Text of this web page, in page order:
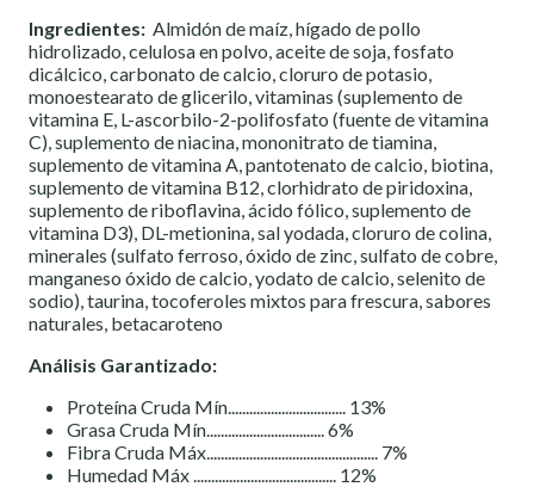
Ingredientes: Almidón de maíz, hígado de pollo
hidrolizado, celulosa en polvo, aceite de soja, fosfato
dicálcico, carbonato de calcio, cloruro de potasio,
monoestearato de glicerilo, vitaminas (suplemento de
vitamina E, L-ascorbilo-2-polifosfato (fuente de vitamina
C), suplemento de niacina, mononitrato de tiamina,
suplemento de vitamina A, pantotenato de calcio, biotina,
suplemento de vitamina B12, clorhidrato de piridoxina,
suplemento de riboflavina, ácido fólico, suplemento de
vitamina D3), DL-metionina, sal yodada, cloruro de colina,
minerales (sulfato ferroso, óxido de zinc, sulfato de cobre,
manganeso óxido de calcio, yodato de calcio, selenito de
sodio), taurina, tocoferoles mixtos para frescura, sabores
naturales, betacaroteno
Análisis Garantizado:
Proteína Cruda Mín................................. 13%
Grasa Cruda Mín................................. 6%
Fibra Cruda Máx................................................ 7%
Humedad Máx ........................................ 12%